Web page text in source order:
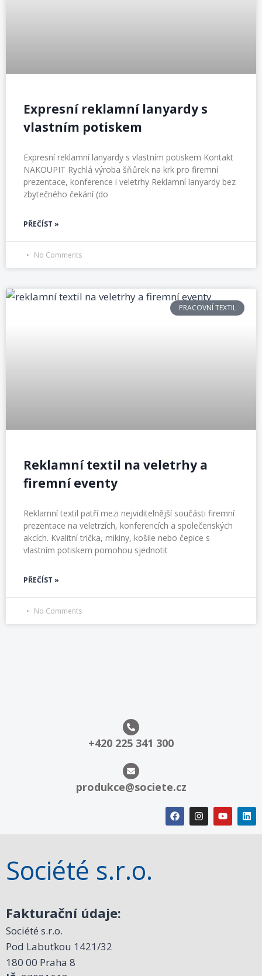
Expresní reklamní lanyardy s
vlastním potiskem
Expresní reklamní lanyardy s vlastním potiskem Kontakt
NAKOUPIT Rychlá výroba šňůrek na krk pro firemní
prezentace, konference i veletrhy Reklamní lanyardy bez
zbytečného čekání (do
PŘEČÍST »
No Comments
PRACOVNÍ TEXTIL
Reklamní textil na veletrhy a
firemní eventy
Reklamní textil patří mezi nejviditelnější součásti firemní
prezentace na veletrzích, konferencích a společenských
akcích. Kvalitní trička, mikiny, košile nebo čepice s
vlastním potiskem pomohou sjednotit
PŘEČÍST »
No Comments
+420 225 341 300
produkce@societe.cz
Société s.r.o.
Fakturační údaje:
Société s.r.o.
Pod Labuťkou 1421/32
180 00 Praha 8